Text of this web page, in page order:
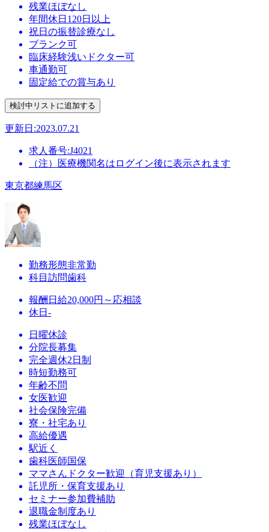
残業ほぼなし
年間休日120日以上
祝日の振替診療なし
ブランク可
臨床経験浅いドクター可
車通勤可
固定給での賞与あり
更新日:2023.07.21
求人番号:J4021
（注）医療機関名はログイン後に表示されます
東京都練馬区
勤務形態非常勤
科目 訪問歯科
報酬 日給20,000円～応相談
休日 -
日曜休診
分院長募集
完全週休2日制
時短勤務可
年齢不問
女医歓迎
社会保険完備
寮・社宅あり
高給優遇
駅近く
歯科医師国保
ママさんドクター歓迎（育児支援あり）
託児所・保育支援あり
セミナー参加費補助
退職金制度あり
残業ほぼなし